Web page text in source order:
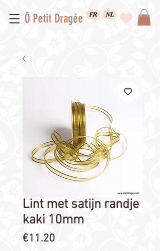
Ô Petit Dragée FR NL
Lint met satijn randje
kaki 10mm
€11.20 Price